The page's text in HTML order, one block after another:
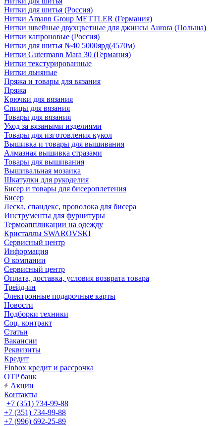
Нитки для шитья (Россия)
Нитки Amann Group METTLER (Германия)
Нитки швейные двухцветные для джинсы Aurora (Польша)
Нитки капроновые (Россия)
Нитки для шитья №40 5000ярд(4570м)
Нитки Gutermann Mara 30 (Германия)
Нитки текстурированные
Нитки льняные
Пряжа и товары для вязания
Пряжа
Крючки для вязания
Спицы для вязания
Товары для вязания
Уход за вязаными изделиями
Товары для изготовления кукол
Вышивка и товары для вышивания
Алмазная вышивка стразами
Товары для вышивания
Вышивальная мозаика
Шкатулки для рукоделия
Бисер и товары для бисероплетения
Бисер
Леска, спандекс, проволока для бисера
Инструменты для фурнитуры
Термоаппликации на одежду
Кристаллы SWAROVSKI
Сервисный центр
Информация
О компании
Сервисный центр
Оплата, доставка, условия возврата товара
Трейд-ин
Электронные подарочные карты
Новости
Подборки техники
Соц. контракт
Статьи
Вакансии
Реквизиты
Кредит
Finbox кредит и рассрочка
OTP банк
Акции
Контакты
+7 (351) 734-99-88
+7 (351) 734-99-88
+7 (996) 692-25-89